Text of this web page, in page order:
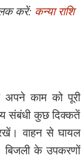
करें: कन्या राशि
अपने काम को पूरी
संबंधी कुछ दिक्कतें
वाहन से घायल
बिजली के उपकरणों